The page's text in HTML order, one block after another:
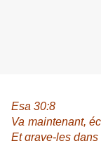
Esa 30:8
Va maintenant,
Et grave-les